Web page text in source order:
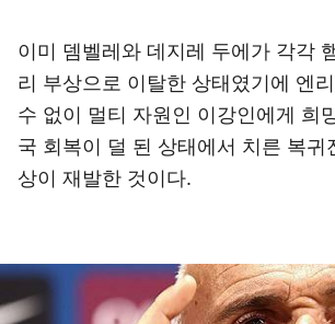
이미 뎀벨레와 데지레 두에가 각각
리 부상으로 이탈한 상태였기에 엔
수 없이 멀티 자원인 이강인에게 희
국 회복이 덜 된 상태에서 치른 복귀
상이 재발한 것이다.